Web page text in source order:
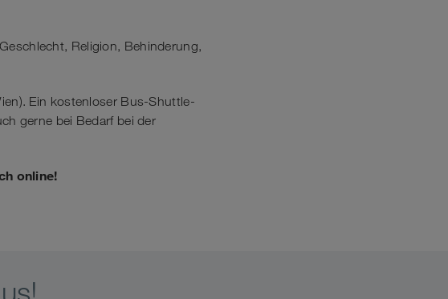
Religion, Behinderung,
Ein kostenloser Bus-Shuttle-
gerne bei Bedarf bei der
online!